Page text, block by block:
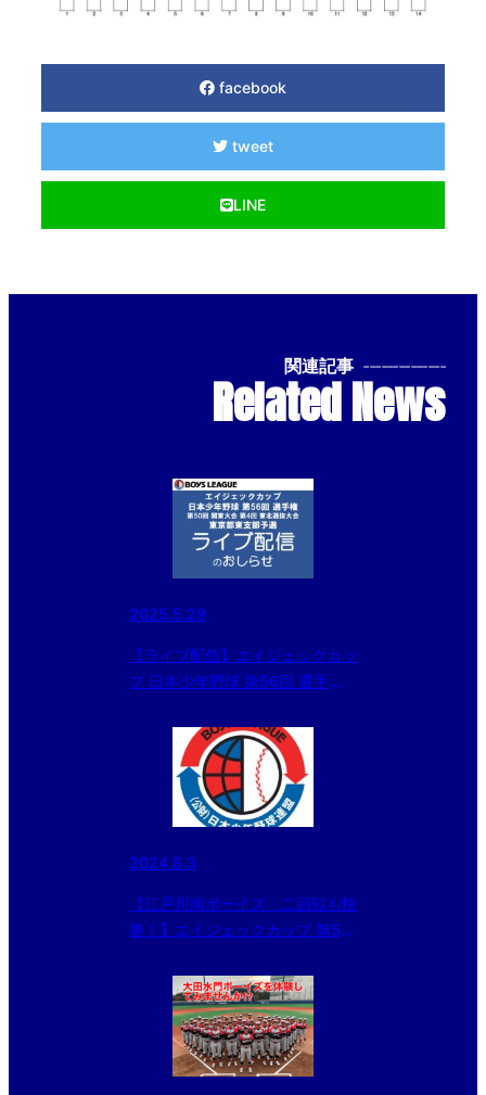
facebook
tweet
LINE
関連記事 --------------
Related News
2025.5.29
【ライブ配信】エイジェックカッ
プ 日本少年野球 第56回 選手
北選抜大会 東京都東支部予選
2024.8.3
【江戸川南ボーイズ 二回戦も快
勝！】エイジェックカップ 第55